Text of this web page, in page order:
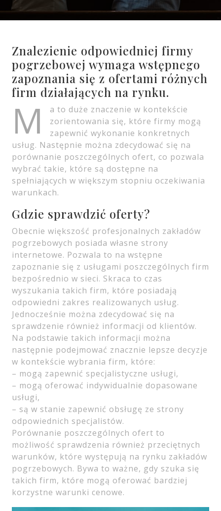
Znalezienie odpowiedniej firmy
pogrzebowej wymaga wstępnego
zapoznania się z ofertami różnych
firm działających na rynku.
M
a to duże znaczenie w kontekście
zorientowania się, które firmy mogą
zapewnić wykonanie konkretnych
usług. Następnie można zdecydować się na
porównanie poszczególnych ofert, co pozwala
wybrać takie, które są dostępne na
spełniających w większym stopniu oczekiwania
warunkach.
Gdzie sprawdzić oferty?
Obecnie większość profesjonalnych zakładów
pogrzebowych posiada własne strony
internetowe. Pozwala to na wstępne
zapoznanie się z usługami poszczególnych firm
bezpośrednio w sieci. Skraca to czas
wyszukania takich firm, które posiadają
odpowiedni zakres realizowanych usług.
Jednocześnie można zdecydować się na
sprawdzenie również informacji od klientów.
Na podstawie takich informacji można
następnie podejmować znacznie lepsze decyzje
w kontekście wybrania firm, które:
– mogą zapewnić specjalistyczne usługi,
– mogą oferować indywidualnie dopasowane
usługi,
– są w stanie zapewnić obsługę ze strony
odpowiednich specjalistów.
Porównanie poszczególnych ofert to
możliwość sprawdzenia również przeciętnych
warunków, które występują na rynku zakładów
pogrzebowych. Bywa to ważne, gdy szuka się
takich firm, które mogą oferować bardziej
korzystne warunki cenowe.